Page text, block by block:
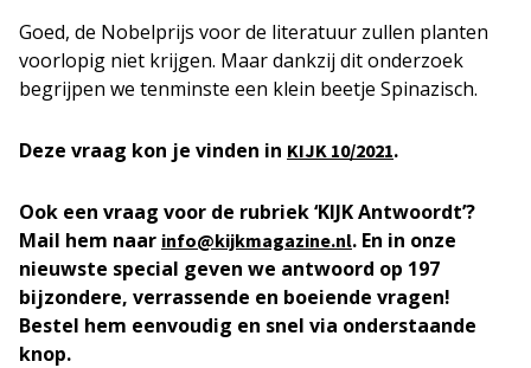
Goed, de Nobelprijs voor de literatuur zullen planten
voorlopig niet krijgen. Maar dankzij dit onderzoek
begrijpen we tenminste een klein beetje Spinazisch.
Deze vraag kon je vinden in KIJK 10/2021.
Ook een vraag voor de rubriek ‘KIJK Antwoordt’?
Mail hem naar info@kijkmagazine.nl. En in onze
nieuwste special geven we antwoord op 197
bijzondere, verrassende en boeiende vragen!
Bestel hem eenvoudig en snel via onderstaande
knop.